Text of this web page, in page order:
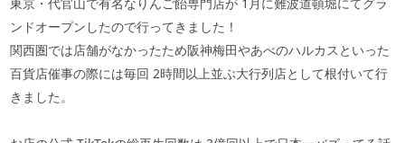
ンドオープンしたので行ってきました！
関西圏では店舗がなかったため阪神梅田やあべのハルカスといった
百貨店催事の際には毎回 2時間以上並ぶ大行列店として根付いて行
きました。